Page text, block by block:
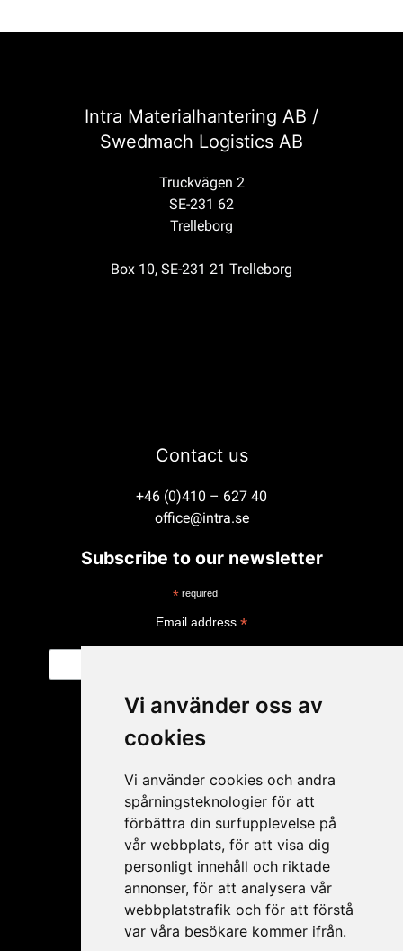
Vi använder oss av
cookies
Vi använder cookies och andra
spårningsteknologier för att
förbättra din surfupplevelse på
vår webbplats, för att visa dig
personligt innehåll och riktade
annonser, för att analysera vår
webbplatstrafik och för att förstå
var våra besökare kommer ifrån.
Intra Materialhantering AB /
Swedmach Logistics AB
Truckvägen 2
SE-231 62
Trelleborg
Box 10, SE-231 21 Trelleborg
Contact us
+46 (0)410 – 627 40
office@intra.se
Subscribe to our newsletter
* required
Email address *
My account
Apply for resale
My account